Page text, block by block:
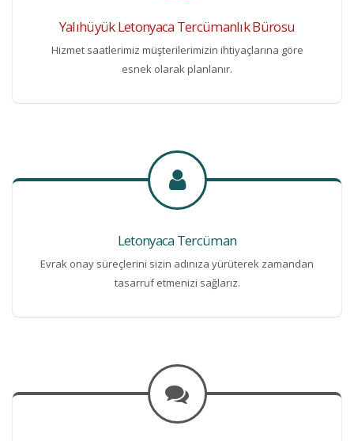
Yalıhüyük Letonyaca Tercümanlık Bürosu
Hizmet saatlerimiz müşterilerimizin ihtiyaçlarına göre
esnek olarak planlanır.
Letonyaca Tercüman
Evrak onay süreçlerini sizin adınıza yürüterek zamandan
tasarruf etmenizi sağlarız.